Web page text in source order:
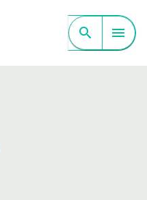
CONTENU search menu